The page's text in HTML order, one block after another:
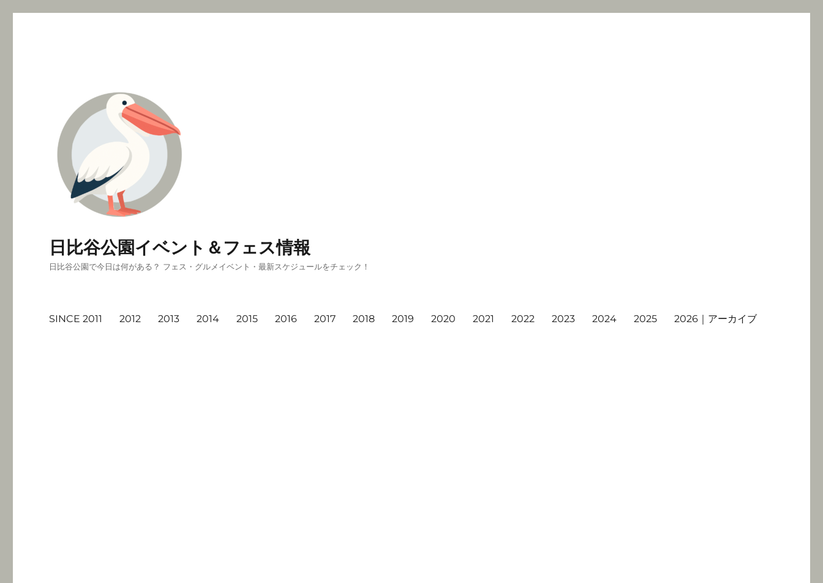
日比谷公園イベント＆フェス情報
日比谷公園で今日は何がある？ フェス・グルメイベント・最新スケジュールをチェック！
SINCE 2011 2012 2013 2014 2015 2016 2017 2018 2019 2020 2021 2022 2023 2024 2025 2026｜アーカイブ